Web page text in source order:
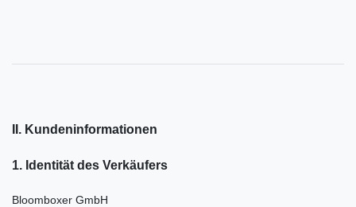
II. Kundeninformationen
1. Identität des Verkäufers
Bloomboxer GmbH